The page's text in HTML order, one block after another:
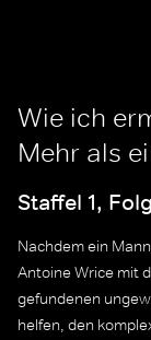
Wie ich
Mehr als
Staffel 1,
Nachdem ein
Antoine Wrice mit
gefundenen
helfen, den